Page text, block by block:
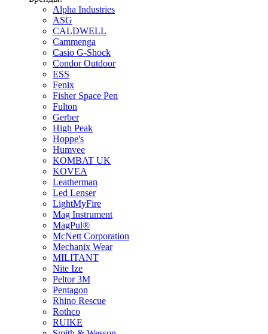
Alpha Industries
ASG
CALDWELL
Cammenga
Casio G-Shock
Condor Outdoor
ESS
Fenix
Fisher Space Pen
Fulton
Gerber
High Peak
Hoppe's
Humvee
KOMBAT UK
KOVEA
Leatherman
Led Lenser
LightMyFire
Mag Instrument
MagPul®
McNett Corporation
Mechanix Wear
MILITANT
Nite Ize
Peltor 3M
Pentagon
Rhino Rescue
Rothco
RUIKE